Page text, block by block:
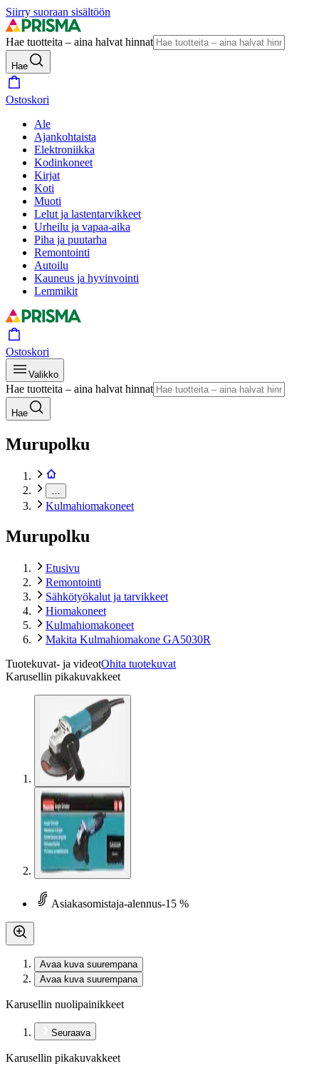
Siirry suoraan sisältöön
Hae tuotteita – aina halvat hinnat
Hae
Ostoskori
Ale
Ajankohtaista
Elektroniikka
Kodinkoneet
Kirjat
Koti
Muoti
Lelut ja lastentarvikkeet
Urheilu ja vapaa-aika
Piha ja puutarha
Remontointi
Autoilu
Kauneus ja hyvinvointi
Lemmikit
Ostoskori
Valikko
Hae tuotteita – aina halvat hinnat
Hae
Murupolku
Kulmahiomakoneet
Murupolku
Etusivu
Remontointi
Sähkötyökalut ja tarvikkeet
Hiomakoneet
Kulmahiomakoneet
Makita Kulmahiomakone GA5030R
Tuotekuvat- ja videotOhita tuotekuvat
Karusellin pikakuvakkeet
Asiakasomistaja-alennus-15 %
Avaa kuva suurempana
Avaa kuva suurempana
Karusellin nuolipainikkeet
Seuraava
Karusellin pikakuvakkeet